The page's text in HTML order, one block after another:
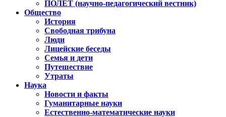
ПОЛЁТ (научно-педагогический вестник)
Общество
История
Свободная трибуна
Люди
Лицейские беседы
Семья и дети
Путешествие
Утраты
Наука
Новости и факты
Гуманитарные науки
Естественно-математические науки